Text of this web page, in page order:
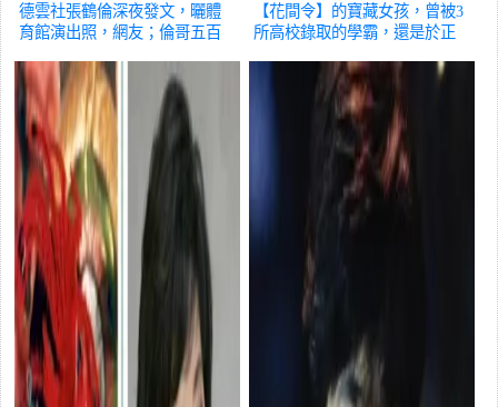
德雲社張鶴倫深夜發文，曬體
育館演出照，網友；倫哥五百
【花間令】的寶藏女孩，曾被3
所高校錄取的學霸，還是於正